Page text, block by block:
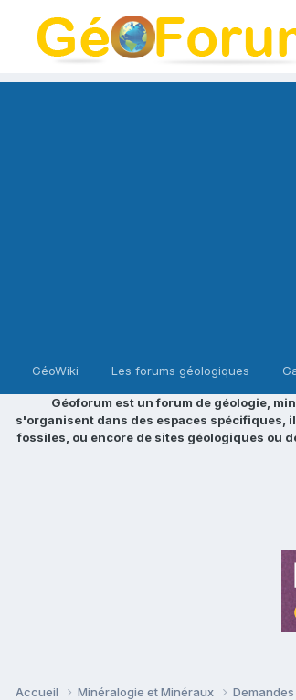
GéoWiki Les forums géologiques
Géoforum est un forum de géologie,
s'organisent dans des espaces spécifiques,
fossiles, ou encore de sites géologiques ou
Accueil Minéralogie et Minéraux